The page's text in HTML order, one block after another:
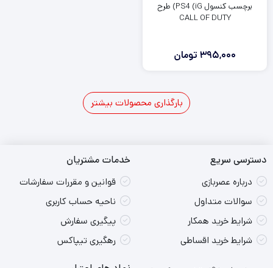
برچسب کنسول PS4 (iG) طرح
CALL OF DUTY
395,000 تومان
1
2
3
بارگذاری محصولات بیشتر
دسترسی سریع
درباره عصربازی
سوالات متداول
شرایط خرید همکار
شرایط خرید اقساطی
خدمات مشتریان
قوانین و مقررات سفارشات
ناحیه حساب کاربری
پیگیری سفارش
رهگیری تیپاکس